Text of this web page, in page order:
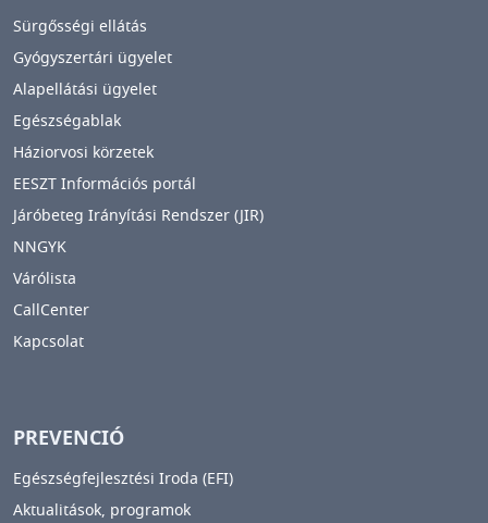
Sürgősségi ellátás
Gyógyszertári ügyelet
Alapellátási ügyelet
Egészségablak
Háziorvosi körzetek
EESZT Információs portál
Járóbeteg Irányítási Rendszer (JIR)
NNGYK
Várólista
CallCenter
Kapcsolat
PREVENCIÓ
Egészségfejlesztési Iroda (EFI)
Aktualitások, programok